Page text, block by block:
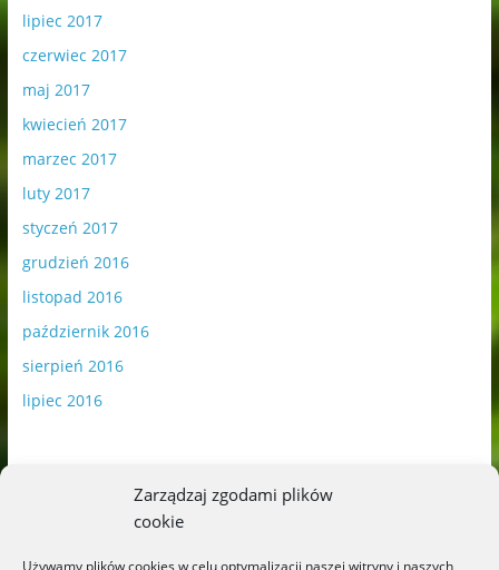
Zarządzaj zgodami plików
cookie
Używamy plików cookies w celu optymalizacji naszej witryny i naszych
lipiec 2017
czerwiec 2017
maj 2017
kwiecień 2017
marzec 2017
luty 2017
styczeń 2017
grudzień 2016
listopad 2016
październik 2016
sierpień 2016
lipiec 2016